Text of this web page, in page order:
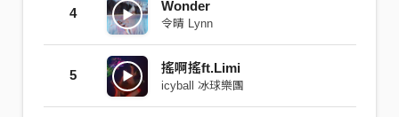
4 Wonder
令晴 Lynn
5 搖啊搖ft.Limi
icyball 冰球樂團